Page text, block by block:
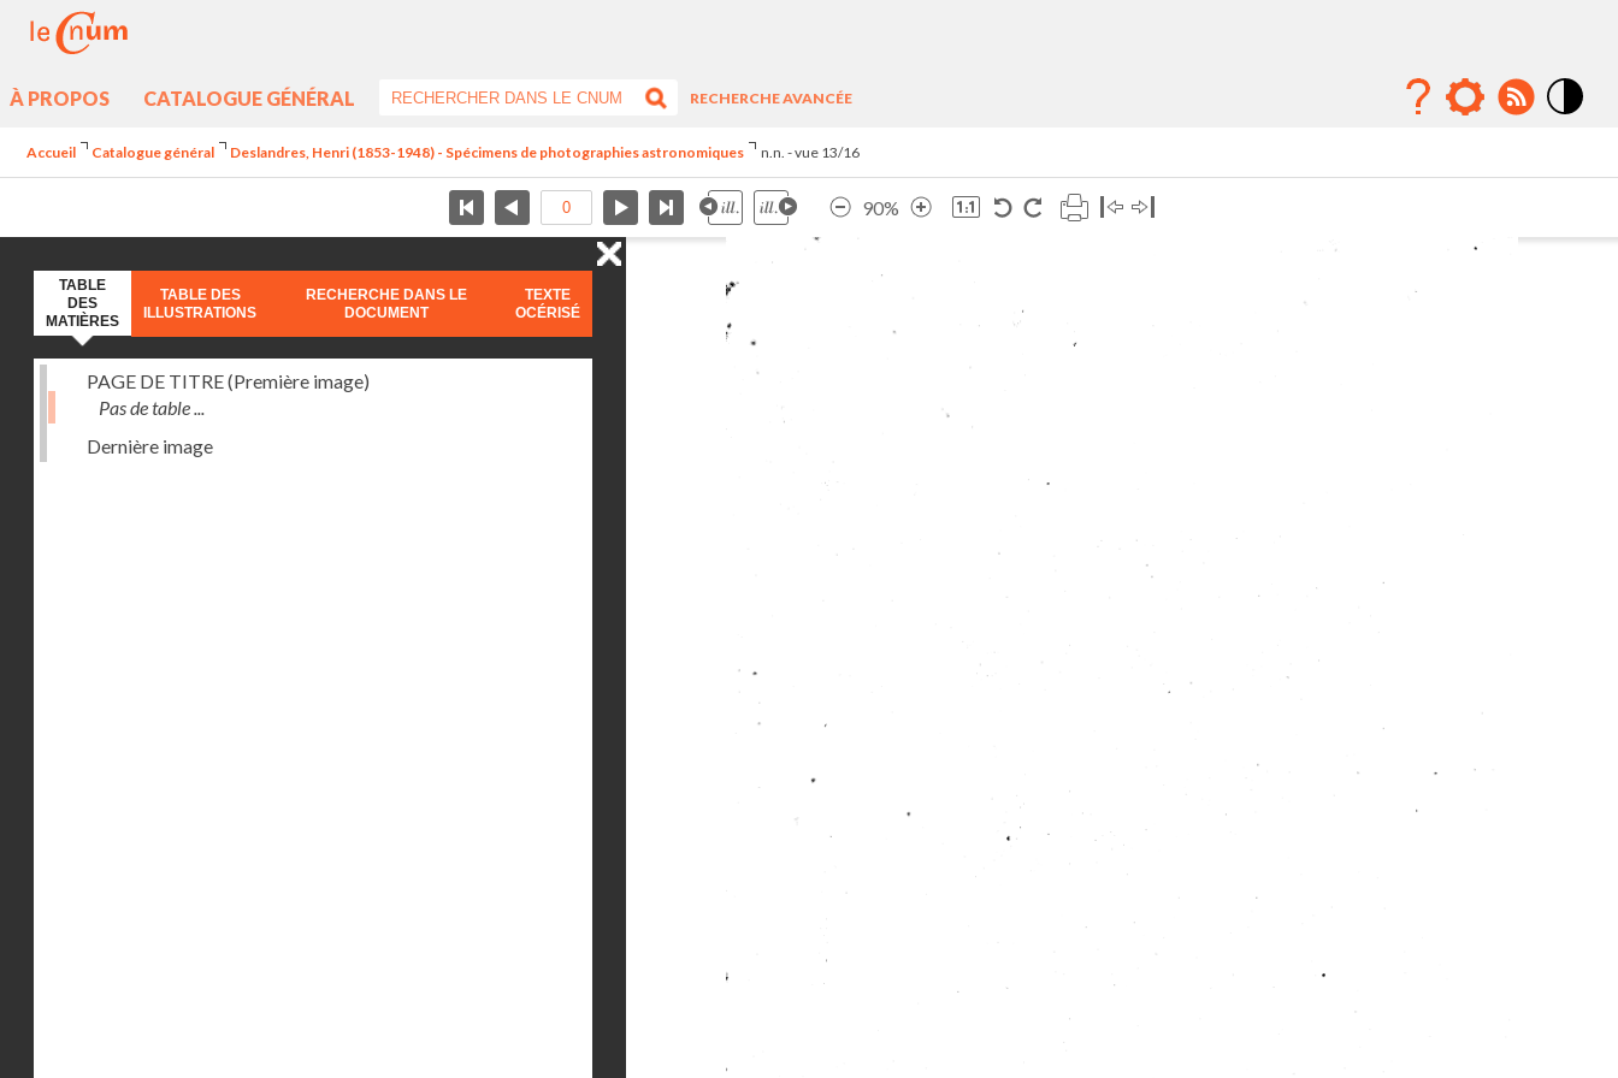
À PROPOS CATALOGUE GÉNÉRAL
RECHERCHE AVANCÉE
Accueil Catalogue général Deslandres, Henri (1853-1948) - Spécimens de photographies astronomiques n.n. - vue 13/16
90%
TABLE
DES
MATIÈRES
TABLE DES
ILLUSTRATIONS
RECHERCHE DANS LE
DOCUMENT
TEXTE
OCÉRISÉ
PAGE DE TITRE (Première image)
Pas de table ...
Dernière image